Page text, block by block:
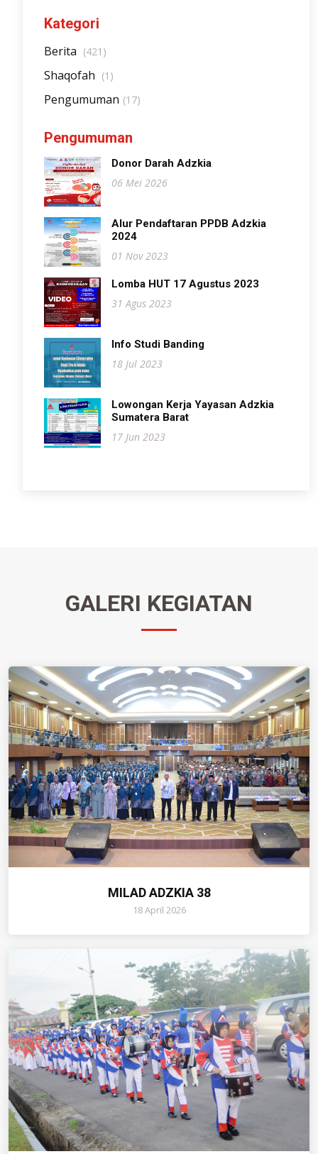
Kategori
Berita (421)
Shaqofah (1)
Pengumuman (17)
Pengumuman
Donor Darah Adzkia
06 Mei 2026
Alur Pendaftaran PPDB Adzkia
2024
01 Nov 2023
Lomba HUT 17 Agustus 2023
31 Agus 2023
Info Studi Banding
18 Jul 2023
Lowongan Kerja Yayasan Adzkia
Sumatera Barat
17 Jun 2023
GALERI KEGIATAN
MILAD ADZKIA 38
18 April 2026